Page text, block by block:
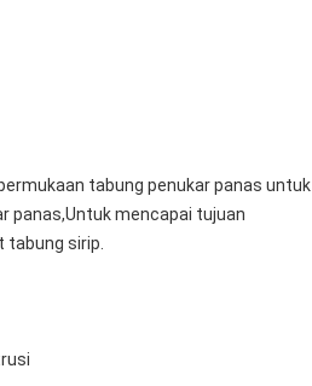
tabung penukar panas untuk
panas,Untuk mencapai tujuan
tabung sirip.